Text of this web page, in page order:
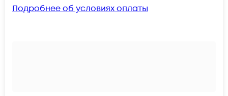
Подробнее об условиях оплаты